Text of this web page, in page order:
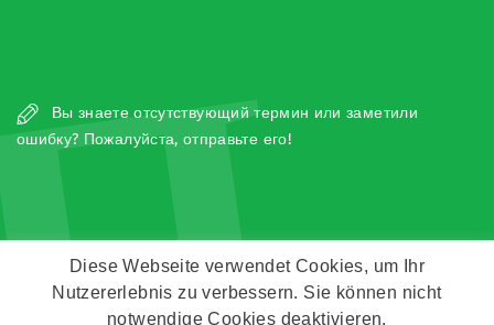
Вы знаете отсутствующий термин или заметили
ошибку? Пожалуйста, отправьте его!
Copyright © Zeitz Franko Zeitz
Diese Webseite verwendet Cookies, um Ihr
Nutzererlebnis zu verbessern. Sie können nicht
notwendige Cookies deaktivieren.